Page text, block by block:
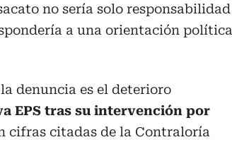
no sería solo responsabilidad
a una orientación política
denuncia es el deterioro
EPS tras su intervención por
cifras citadas de la Contraloría